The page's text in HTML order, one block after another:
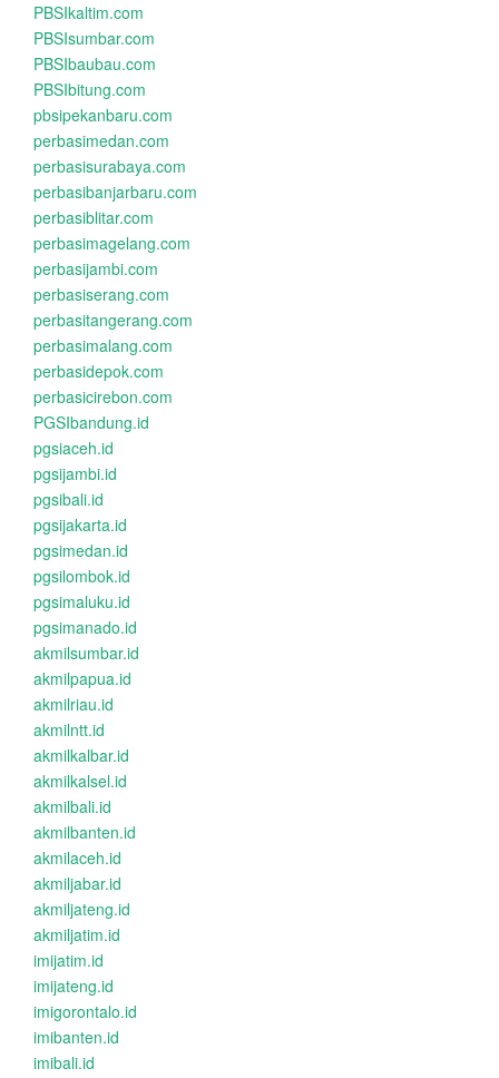
PBSIkaltim.com
PBSIsumbar.com
PBSIbaubau.com
PBSIbitung.com
pbsipekanbaru.com
perbasimedan.com
perbasisurabaya.com
perbasibanjarbaru.com
perbasiblitar.com
perbasimagelang.com
perbasijambi.com
perbasiserang.com
perbasitangerang.com
perbasimalang.com
perbasidepok.com
perbasicirebon.com
PGSIbandung.id
pgsiaceh.id
pgsijambi.id
pgsibali.id
pgsijakarta.id
pgsimedan.id
pgsilombok.id
pgsimaluku.id
pgsimanado.id
akmilsumbar.id
akmilpapua.id
akmilriau.id
akmilntt.id
akmilkalbar.id
akmilkalsel.id
akmilbali.id
akmilbanten.id
akmilaceh.id
akmiljabar.id
akmiljateng.id
akmiljatim.id
imijatim.id
imijateng.id
imigorontalo.id
imibanten.id
imibali.id